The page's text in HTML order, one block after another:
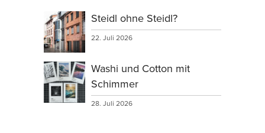
Steidl ohne Steidl?
22. Juli 2026
Washi und Cotton mit
Schimmer
28. Juli 2026